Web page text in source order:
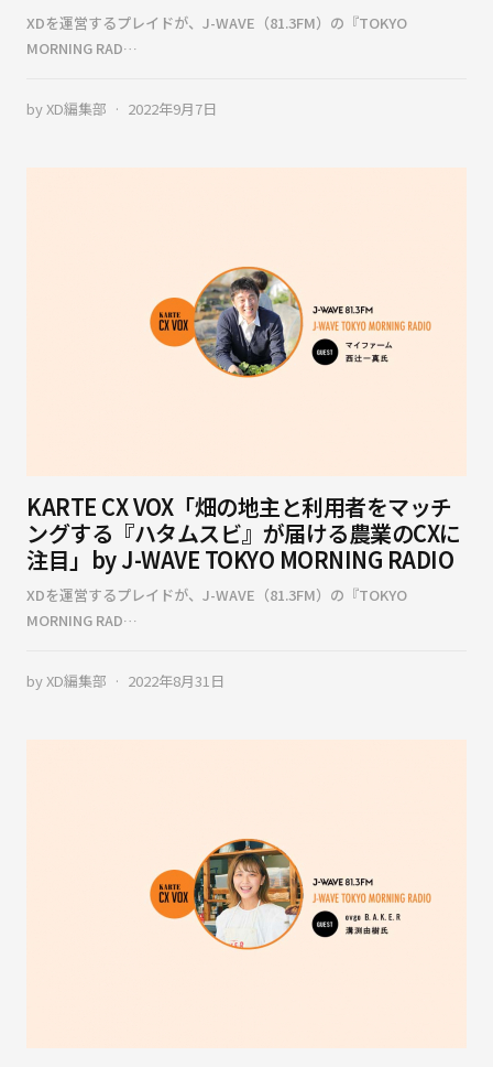
XDを運営するプレイドが、J-WAVE（81.3FM）の『TOKYO
MORNING RAD…
byXD編集部 2022年9月7日
KARTE CX VOX「畑の地主と利用者をマッチ
ングする『ハタムスビ』が届ける農業のCXに
注目」by J-WAVE TOKYO MORNING RADIO
XDを運営するプレイドが、J-WAVE（81.3FM）の『TOKYO
MORNING RAD…
byXD編集部 2022年8月31日